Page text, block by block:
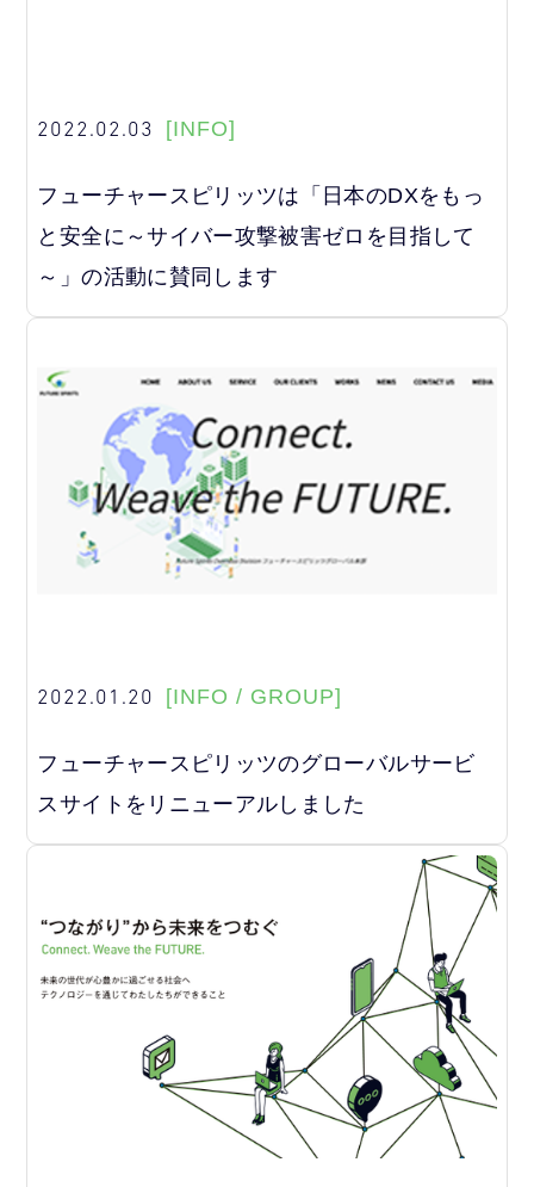
2022.02.03 [INFO]
フューチャースピリッツは「日本のDXをもっ
と安全に～サイバー攻撃被害ゼロを目指して
～」の活動に賛同します
2022.01.20 [INFO / GROUP]
フューチャースピリッツのグローバルサービ
スサイトをリニューアルしました